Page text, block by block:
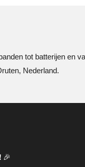
tot batterijen en
Nederland.
🎉